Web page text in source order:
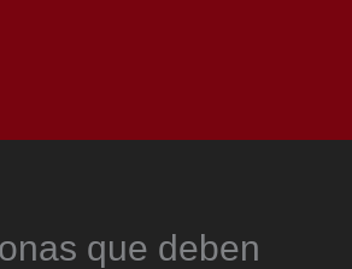
que deben